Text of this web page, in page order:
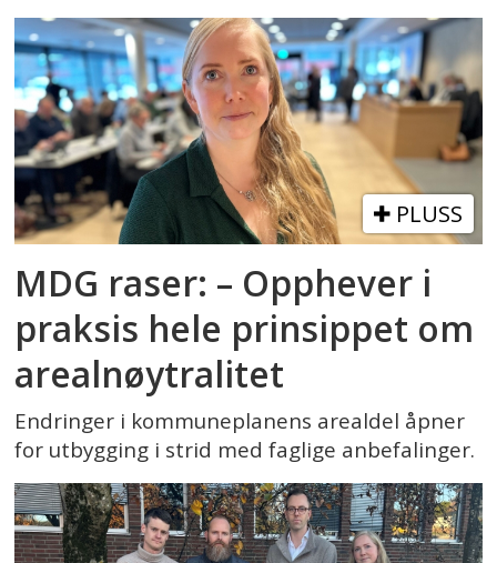
PLUSS
MDG raser: – Opphever i
praksis hele prinsippet om
arealnøytralitet
Endringer i kommuneplanens arealdel åpner
for utbygging i strid med faglige anbefalinger.